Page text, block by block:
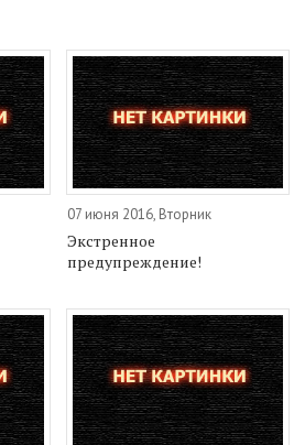
07 июня 2016, Вторник
Экстренное
предупреждение!